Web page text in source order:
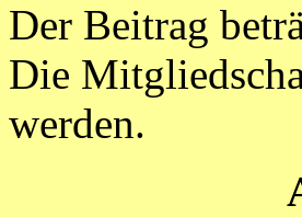
Der Beitrag
Die
werden.